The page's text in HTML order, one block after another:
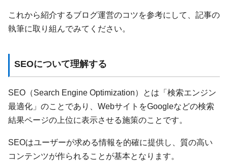
これから紹介するブログ運営のコツを参考にして、記事の
執筆に取り組んでみてください。
SEOについて理解する
SEO（Search Engine Optimization）とは「検索エンジン
最適化」のことであり、WebサイトをGoogleなどの検索
結果ページの上位に表示させる施策のことです。
SEOはユーザーが求める情報を的確に提供し、質の高い
コンテンツが作られることが基本となります。